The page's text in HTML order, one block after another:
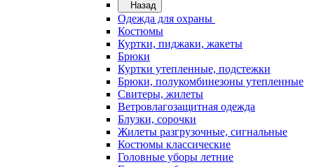
Назад
Одежда для охраны
Костюмы
Куртки, пиджаки, жакеты
Брюки
Куртки утепленные, подстежки
Брюки, полукомбинезоны утепленные
Свитеры, жилеты
Ветровлагозащитная одежда
Блузки, сорочки
Жилеты разгрузочные, сигнальные
Костюмы классические
Головные уборы летние